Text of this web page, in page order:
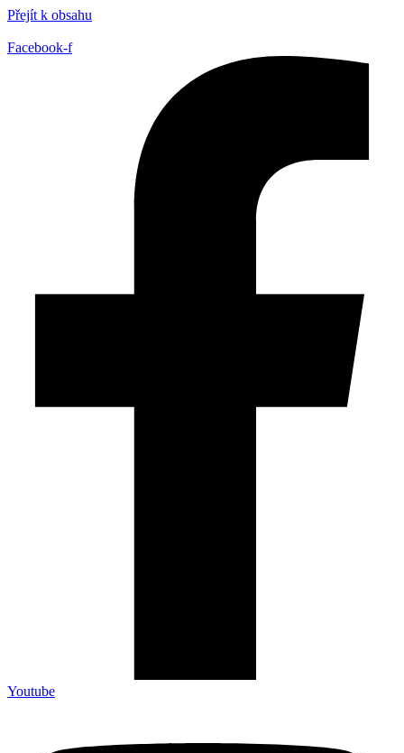
Přejít k obsahu
Facebook-f
Youtube